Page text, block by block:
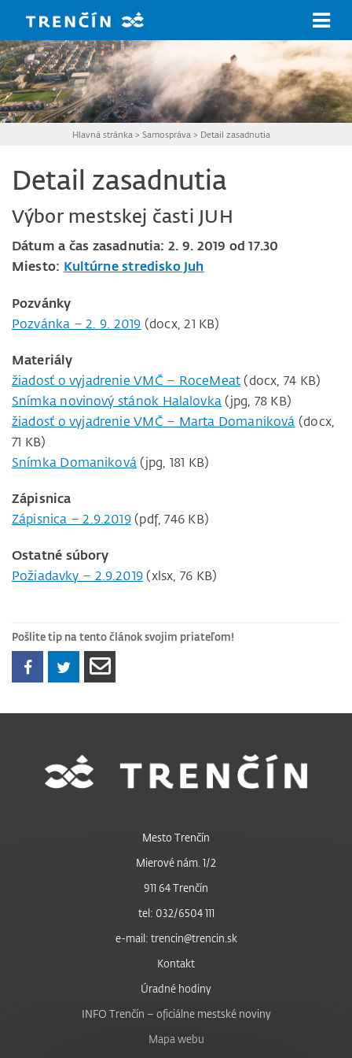
Hlavná stránka >Samospráva > Detail zasadnutia
Detail zasadnutia
Výbor mestskej časti JUH
Dátum a čas zasadnutia: 2. 9. 2019 od 17.30
Miesto: Kultúrne stredisko Juh
Pozvánky
Pozvánka – 2. 9. 2019 (docx, 21 KB)
Materiály
žiadosť o vyjadrenie VMČ – RoceMeat (docx, 74 KB)
Snímka novinový stánok Halalovka (jpg, 78 KB)
žiadosť o vyjadrenie VMČ – Marta Domaniková (docx,
71 KB)
Snímka Domaniková (jpg, 181 KB)
Zápisnica
Zápisnica – 2.9.2019(pdf, 746 KB)
Ostatné súbory
Požiadavky – 2.9.2019(xlsx, 76 KB)
Pošlite tip na tento článok svojim priateľom!
Mesto Trenčín
Mierové nám. 1/2
911 64 Trenčín
tel: 032/6504 111
e-mail: trencin@trencin.sk
Kontakt
Úradné hodiny
INFO Trenčín – oficiálne mestské noviny
Mapa webu